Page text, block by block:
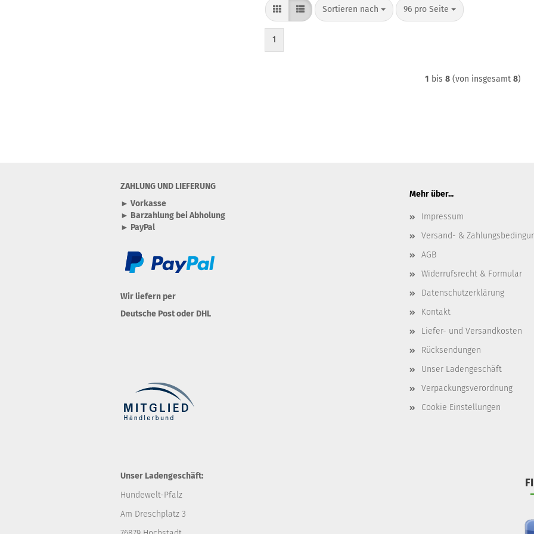
Sortieren nach
Sortieren nach 96 pro Seite
pro Seite
1
1 bis 8(von insgesamt 8)
ZAHLUNG UND LIEFERUNG
► Vorkasse
► Barzahlung bei Abholung
► PayPal
Wir liefern per
Deutsche Post oder DHL
Mehr über...
Impressum
Versand- &
AGB
Widerrufsrecht & Formular
Datenschutzerklärung
Kontakt
Liefer- und Versandkosten
Rücksendungen
Unser Ladengeschäft
Verpackungsverordnung
Cookie Einstellungen
Unser Ladengeschäft:
Hundewelt-Pfalz
Am Dreschplatz 3